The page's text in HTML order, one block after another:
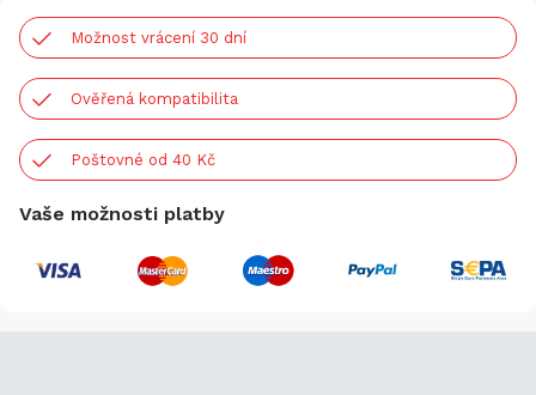
Možnost vrácení 30 dní
Ověřená kompatibilita
Poštovné od 40 Kč
Vaše možnosti platby